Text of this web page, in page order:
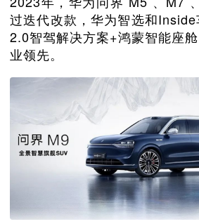
过迭代改款，华为智选和
2.0智驾解决方案+鸿蒙智能座
业领先。